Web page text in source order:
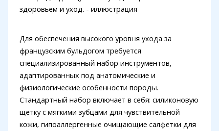
Для обеспечения высокого уровня ухода за
французским бульдогом требуется
специализированный набор инструментов,
адаптированных под анатомические и
физиологические особенности породы.
Стандартный набор включает в себя: силиконовую
щетку с мягкими зубцами для чувствительной
кожи, гипоаллергенные очищающие салфетки для